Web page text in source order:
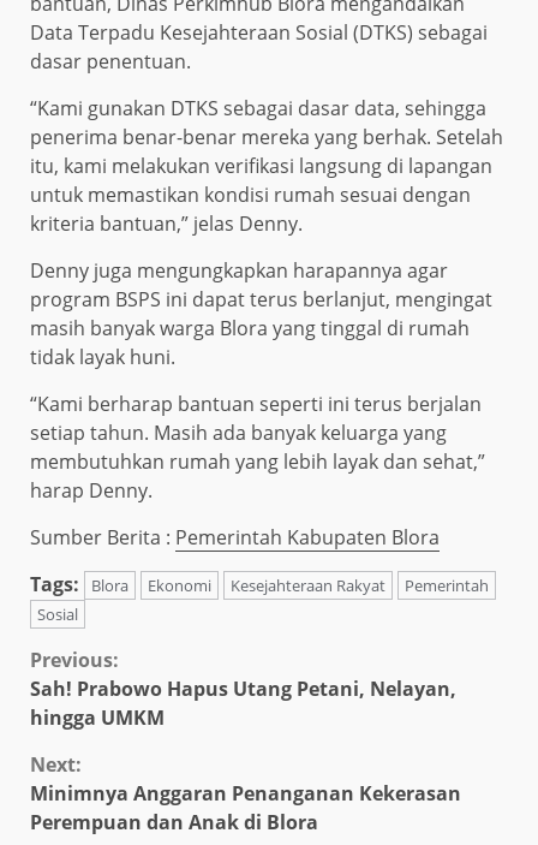
Data Terpadu Kesejahteraan Sosial (DTKS) sebagai
dasar penentuan.
“Kami gunakan DTKS sebagai dasar data, sehingga
penerima benar-benar mereka yang berhak. Setelah
itu, kami melakukan verifikasi langsung di lapangan
untuk memastikan kondisi rumah sesuai dengan
kriteria bantuan,” jelas Denny.
Denny juga mengungkapkan harapannya agar
program BSPS ini dapat terus berlanjut, mengingat
masih banyak warga Blora yang tinggal di rumah
tidak layak huni.
“Kami berharap bantuan seperti ini terus berjalan
setiap tahun. Masih ada banyak keluarga yang
membutuhkan rumah yang lebih layak dan sehat,”
harap Denny.
Sumber Berita : Pemerintah Kabupaten Blora
Tags:
Blora Ekonomi Kesejahteraan Rakyat
Pemerintah
Sosial
Continue
Reading
Previous:
Sah! Prabowo Hapus Utang Petani, Nelayan,
hingga UMKM
Next:
Minimnya Anggaran Penanganan Kekerasan
Perempuan dan Anak di Blora